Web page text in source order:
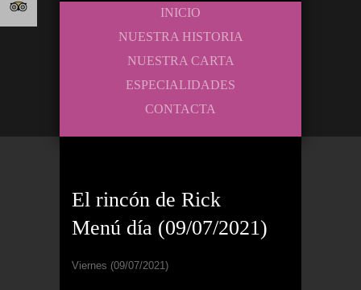
INICIO
NUESTRA HISTORIA
NUESTRA CARTA
ESPECIALIDADES
CONTACTA
El rincón de Rick
Menú día (09/07/2021)
Viernes (09/07/2021)